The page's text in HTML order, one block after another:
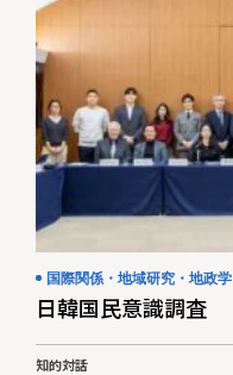
国際関係・地域研究・地政学
日韓国民意識調査
知的対話